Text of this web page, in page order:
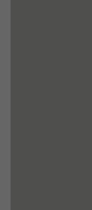
Ροδόπουλος